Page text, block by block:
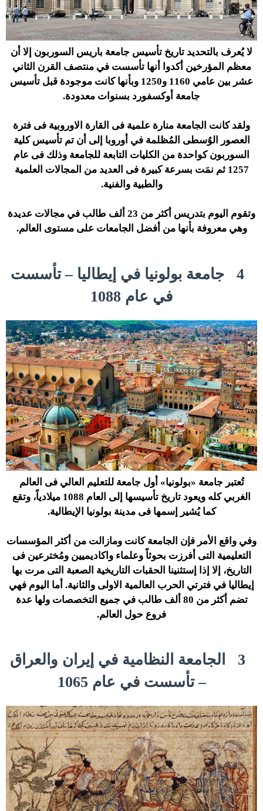
لا يُعرف بالتحديد تاريخ تأسيس جامعة باريس السوربون إلا أن
معظم المؤرخين أكدوا أنها تأسست في منتصف القرن الثاني
عشر بين عامي 1160 و1250 وبأنها كانت موجودة قبل تأسيس
جامعة أوكسفورد بسنوات معدودة.
ولقد كانت الجامعة منارة علمية فى القارة الاوروبية فى فترة
العصور الوُسطى المُظلمة في أوروبا إلى أن تم تأسيس كلية
السوربون كواحدة من الكليات التابعة للجامعة وذلك فى عام
1257 ثم نمَت بسرعة كبيرة فى العديد من المجالات العلمية
والطبية والفنية.
وتقوم اليوم بتدريس أكثر من 23 ألف طالب في مجالات عديدة
وهي معروفة بأنها من أفضل الجامعات على مستوى العالم.
جامعة بولونيا في إيطاليا – تأسست
في عام 1088
تُعتبر جامعة «بولونيا» أول جامعة للتعليم العالي فى العالم
الغربي كله ويعود تاريخ تأسيسها إلى العام 1088 ميلادياً، وتقع
كما يُشير إسمها فى مدينة بولونيا الإيطالية.
وفي واقع الأمر فإن الجامعة كانت ومازالت من أكثر المؤسسات
التعليمية التى أفرزت بحوثاً وعلماء واكاديميين ومُخترعين فى
التاريخ، إلا إذا إستثنينا الحقبات التاريخية الصعبة التى مرت بها
إيطاليا في فترتي الحرب العالمية الاولى والثانية. أما اليوم فهي
تضم أكثر من 80 ألف طالب في جميع التخصصات ولها عدة
فروع حول العالم.
الجامعة النظامية في إيران والعراق
– تأسست في عام 1065